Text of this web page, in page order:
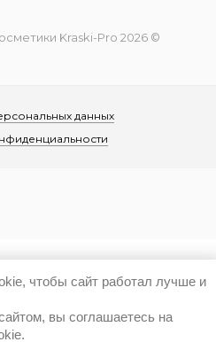
Kraski-Pro 2026 ©
данных
чтобы сайт работал лучше и
вы соглашаетесь на